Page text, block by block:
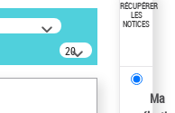
20
résultats/page
RÉCUPÉRER
LES
NOTICES
Ma